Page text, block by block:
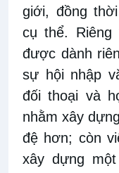
giới, đồng
cụ thể. Riêng
được dành
sự hội nhập
đối thoại và
nhằm xây
đệ hơn; còn
xây dựng